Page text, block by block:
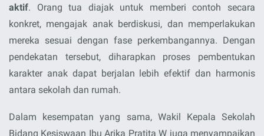
aktif. Orang tua diajak untuk memberi contoh secara
konkret, mengajak anak berdiskusi, dan memperlakukan
mereka sesuai dengan fase perkembangannya. Dengan
pendekatan tersebut, diharapkan proses pembentukan
karakter anak dapat berjalan lebih efektif dan harmonis
antara sekolah dan rumah.
Dalam kesempatan yang sama, Wakil Kepala Sekolah
Bidang Kesiswaan Ibu Arika Pratita W juga menyampaikan